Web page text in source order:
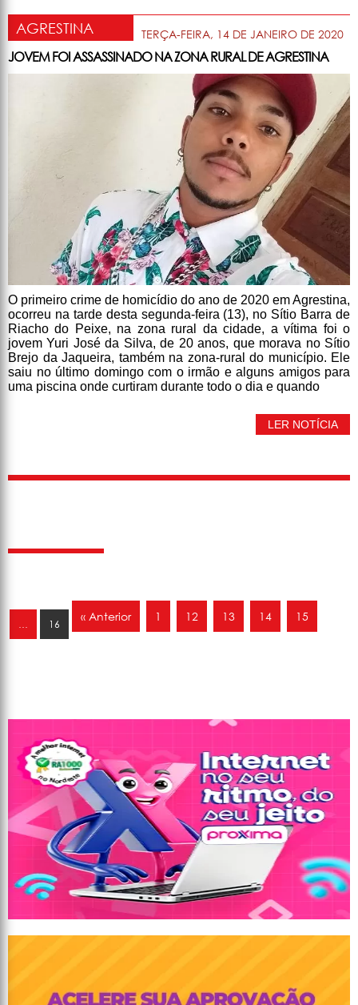
AGRESTINA TERÇA-FEIRA, 14 DE JANEIRO DE 2020
JOVEM FOI ASSASSINADO NA ZONA RURAL DE AGRESTINA
O primeiro crime de homicídio do ano de 2020 em Agrestina,
ocorreu na tarde desta segunda-feira (13), no Sítio Barra de
Riacho do Peixe, na zona rural da cidade, a vítima foi o
jovem Yuri José da Silva, de 20 anos, que morava no Sítio
Brejo da Jaqueira, também na zona-rural do município. Ele
saiu no último domingo com o irmão e alguns amigos para
uma piscina onde curtiram durante todo o dia e quando
LER NOTÍCIA
« Anterior 1 12 13 14 15
16